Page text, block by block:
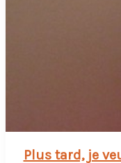
Plus tard, je